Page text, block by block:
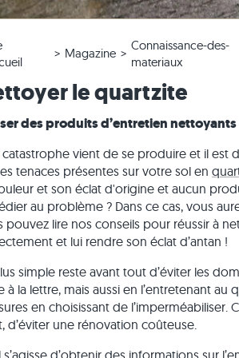
Carrelage salle de bain
Carrelage blanc
Carrelage beige
Carrelage gris
Dalles de 3 cm d'épaisseur
Dalles beiges
Dalles grises
Blocs marches en travertin
Blocs marches en gneiss
Blocs marches en pierre
repasser commande
annuler
Entreprise
Pierre calcaire
Marbre
Quartzite
Grès
Ardoise
Magazine
Connaissance-des-
materiaux
le quartzite
des produits d’entretien
catastrophe vient de se produire et il est
tenaces présentes sur votre sol en
et son éclat d'origine et aucun
au problème ? Dans ce cas, vous
pouvez lire nos conseils pour réussir à
et lui rendre son éclat d’antan !
simple reste avant tout d’éviter les
à la lettre, mais aussi en l’entretenant
en choisissant de
d’éviter une rénovation coûteuse.
s’agisse d’obtenir des informations sur